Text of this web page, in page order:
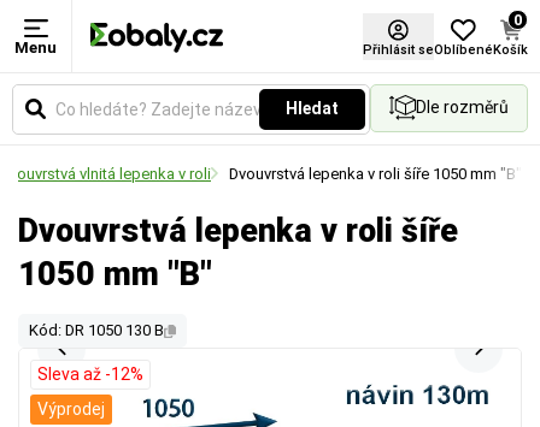
Menu Přihlásit seOblíbené
0
Košík
Hledat Dle rozměrů
Dvouvrstvá vlnitá lepenka v roli Dvouvrstvá lepenka v roli šíře 1050 mm "B"
Dvouvrstvá lepenka v roli šíře
1050 mm "B"
Kód: DR 1050 130 B
Sleva až -12%
Výprodej